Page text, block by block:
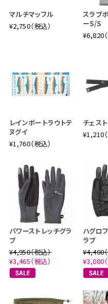
マルチマッフル
¥2,750（税込）
スラブ
ーS/S
¥6,820
レインボートラウトテ
ヌグイ
¥1,760（税込）
チェス
¥1,210
パワーストレッチグラ
ブ
¥4,950（税込）
¥3,465（税込）
ハグロ
ラブ
¥4,400
¥3,080